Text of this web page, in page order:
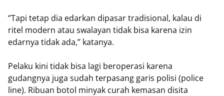
‘’Tapi tetap dia edarkan dipasar tradisional, kalau di
ritel modern atau swalayan tidak bisa karena izin
edarnya tidak ada,’’ katanya.
Pelaku kini tidak bisa lagi beroperasi karena
gudangnya juga sudah terpasang garis polisi (police
line). Ribuan botol minyak curah kemasan disita